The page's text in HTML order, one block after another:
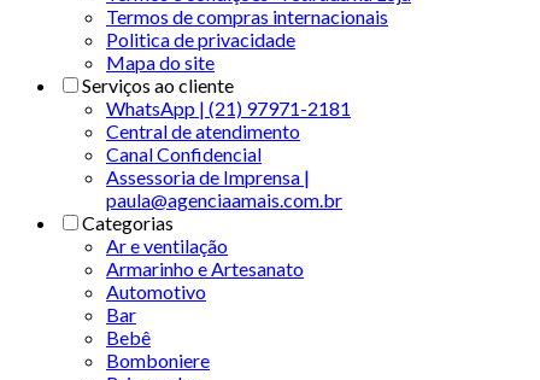
Termos de compras internacionais
Politica de privacidade
Mapa do site
Serviços ao cliente
WhatsApp | (21) 97971-2181
Central de atendimento
Canal Confidencial
Assessoria de Imprensa |
paula@agenciaamais.com.br
Categorias
Ar e ventilação
Armarinho e Artesanato
Automotivo
Bar
Bebê
Bomboniere